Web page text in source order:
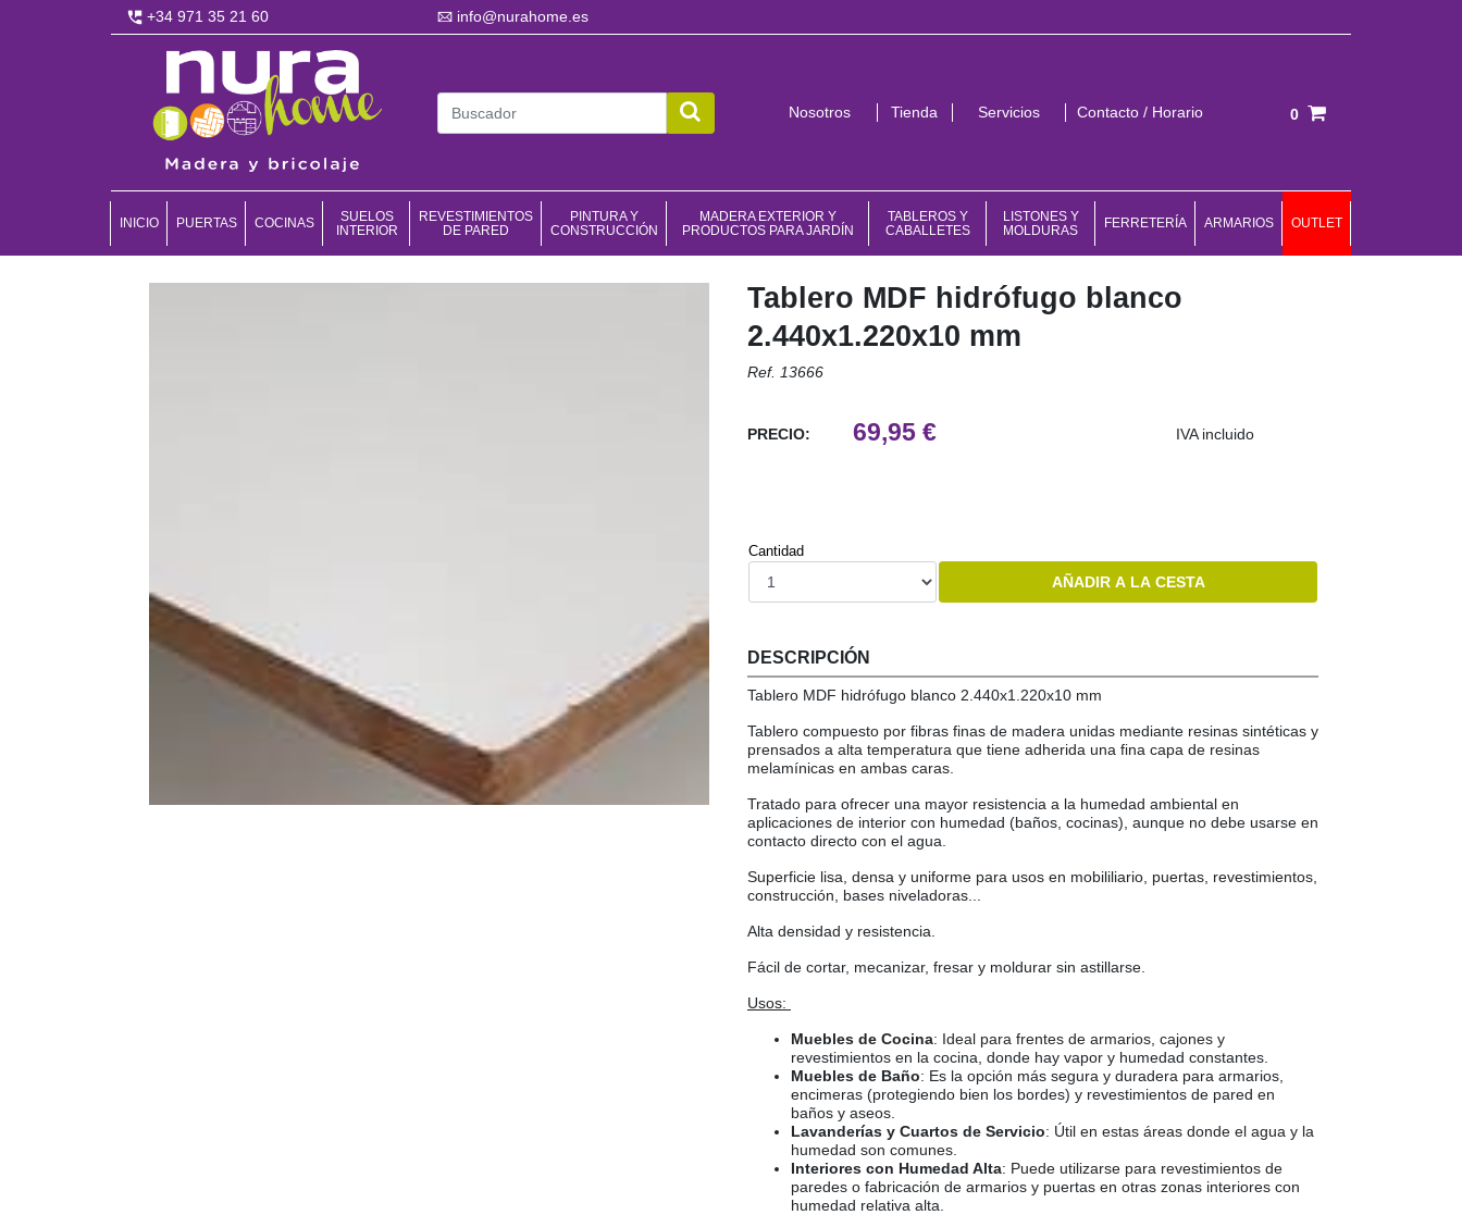
+34 971 35 21 60 info@nurahome.es
Nosotros Tienda Servicios Contacto / Horario 0
VER CESTA
INICIO PUERTAS COCINAS
SUELOS
INTERIOR
REVESTIMIENTOS
DE PARED
PINTURA Y
CONSTRUCCIÓN
MADERA EXTERIOR Y
PRODUCTOS PARA JARDÍN
TABLEROS Y
CABALLETES
LISTONES Y
MOLDURAS
FERRETERÍA ARMARIOS OUTLET
Tablero MDF hidrófugo blanco
2.440x1.220x10 mm
Ref. 13666
PRECIO: 69,95 € IVA incluido
Cantidad
AÑADIR A LA CESTA
DESCRIPCIÓN
Tablero MDF hidrófugo blanco 2.440x1.220x10 mm
Tablero compuesto por fibras finas de madera unidas mediante resinas sintéticas y
prensados a alta temperatura que tiene adherida una fina capa de resinas
melamínicas en ambas caras.
Tratado para ofrecer una mayor resistencia a la humedad ambiental en
aplicaciones de interior con humedad (baños, cocinas), aunque no debe usarse en
contacto directo con el agua.
Superficie lisa, densa y uniforme para usos en mobililiario, puertas, revestimientos,
construcción, bases niveladoras...
Alta densidad y resistencia.
Fácil de cortar, mecanizar, fresar y moldurar sin astillarse.
Usos:
Muebles de Cocina: Ideal para frentes de armarios, cajones y
revestimientos en la cocina, donde hay vapor y humedad constantes.
Muebles de Baño: Es la opción más segura y duradera para armarios,
encimeras (protegiendo bien los bordes) y revestimientos de pared en
baños y aseos.
Lavanderías y Cuartos de Servicio: Útil en estas áreas donde el agua y la
humedad son comunes.
Interiores con Humedad Alta: Puede utilizarse para revestimientos de
paredes o fabricación de armarios y puertas en otras zonas interiores con
humedad relativa alta.